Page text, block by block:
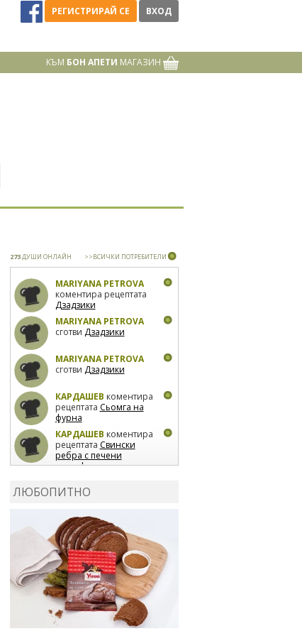
РЕГИСТРИРАЙ СЕ ВХОД
КЪМ БОН АПЕТИ МАГАЗИН
273ДУШИ ОНЛАЙН >>ВСИЧКИ ПОТРЕБИТЕЛИ
MARIYANA PETROVA
коментира рецептата
Дзадзики
MARIYANA PETROVA
сготви Дзадзики
MARIYANA PETROVA
сготви Дзадзики
КАРДАШЕВ коментира
рецептата Сьомга на
фурна
КАРДАШЕВ коментира
рецептата Свински
ребра с печени
картофи
лимон
коментира рецептата
Киноа със зеленчуци
ЛЮБОПИТНО